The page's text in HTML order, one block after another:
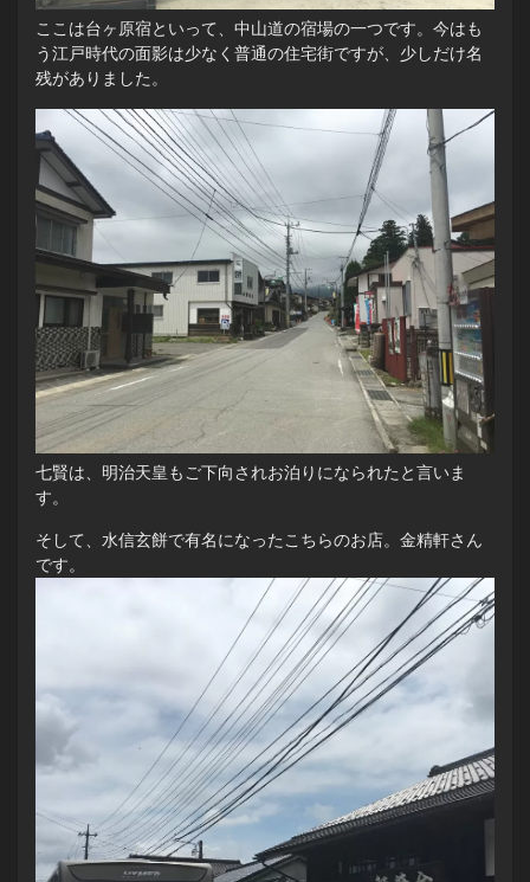
ここは台ヶ原宿といって、中山道の宿場の一つです。今はも
う江戸時代の面影は少なく普通の住宅街ですが、少しだけ名
残がありました。
七賢は、明治天皇もご下向されお泊りになられたと言いま
す。
そして、水信玄餅で有名になったこちらのお店。金精軒さん
です。